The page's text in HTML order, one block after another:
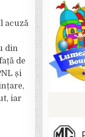
acuză
din
de
și
iar